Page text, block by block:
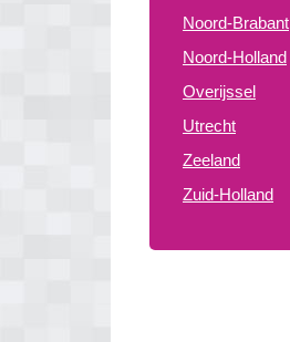
Noord-Brabant
Noord-Holland
Overijssel
Utrecht
Zeeland
Zuid-Holland